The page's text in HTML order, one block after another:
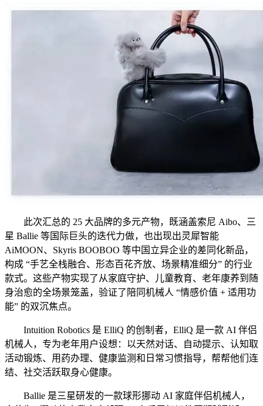
此次汇总的 25 大品牌的多元产物，既涵盖索尼 Aibo、三
星 Ballie 等国际巨头的迭代力做，也出现出灵犀智能
AiMOON、Skyris BOOBOO 等中国立异企业的差同化新品，
构成 “手艺全栈融合、形态百花齐放、场景精准细分” 的行业
款式。这些产物实现了从家庭守护、儿童教育、老年康养到随
身治愈的全场景笼盖，验证了陪同机械人 “情感价值 + 适用功
能” 的双沉焦点。
Intuition Robotics 是 ElliQ 的创制者，ElliQ 是一款 AI 伴侣
机械人，专为老年用户设想：以天然对话、自动提示、认知取
活动锻炼、用药办理、健康监测和日常习惯指导，帮帮他们连
结、社交活跃取身心健康。
Ballie 是三星研发的一款球形挪动 AI 家庭伴侣机械人，